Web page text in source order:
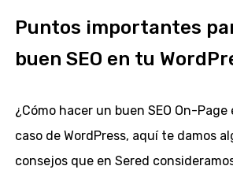
Puntos importantes
buen SEO en tu
¿Cómo hacer un buen SEO On-Page
caso de WordPress, aquí te damos
consejos que en Sered